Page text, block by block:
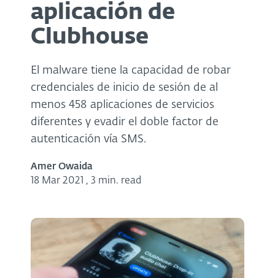
aplicación de
Clubhouse
El malware tiene la capacidad de robar
credenciales de inicio de sesión de al
menos 458 aplicaciones de servicios
diferentes y evadir el doble factor de
autenticación vía SMS.
Amer Owaida
18 Mar 2021 , 3 min. read